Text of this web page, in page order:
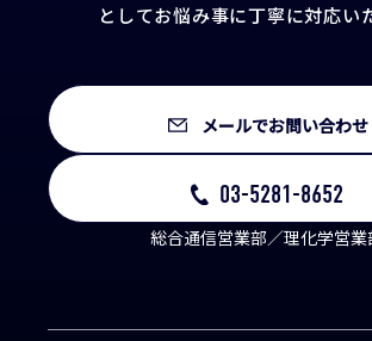
としてお悩み事に丁寧に対応い
メールでお問い合わせ
03-5281-8652
総合通信営業部／理化学営業